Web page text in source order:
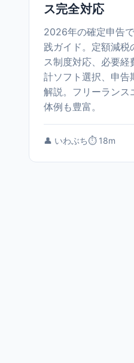
ス完全対応
2026年の確定申告
践ガイド。定額減税
ス制度対応、必要経
計ソフト選択、申告
解説。フリーランス
体例も豊富。
👤 いわぶち⏱️ 18m